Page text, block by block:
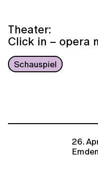
Theater:
Click in – opera
Schauspiel
26.
Emden